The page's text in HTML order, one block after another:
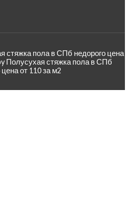
стяжка пола в СПб недорого цена
Полусухая стяжка пола в СПб
цена от 110 за м2